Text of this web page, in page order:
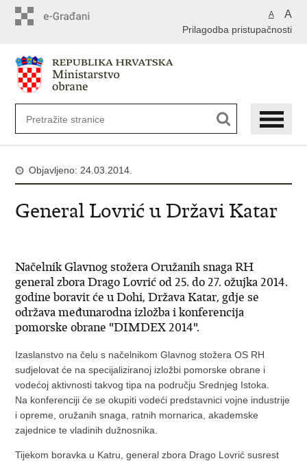
A A
Prilagodba pristupačnosti
Objavljeno: 24.03.2014.
General Lovrić u Državi Katar
Načelnik Glavnog stožera Oružanih snaga RH
general zbora Drago Lovrić od 25. do 27. ožujka 2014.
godine boravit će u Dohi, Država Katar, gdje se
održava međunarodna izložba i konferencija
pomorske obrane "DIMDEX 2014".
Izaslanstvo na čelu s načelnikom Glavnog stožera OS RH
sudjelovat će na specijaliziranoj izložbi pomorske obrane i
vodećoj aktivnosti takvog tipa na području Srednjeg Istoka.
Na konferenciji će se okupiti vodeći predstavnici vojne industrije
i opreme, oružanih snaga, ratnih mornarica, akademske
zajednice te vladinih dužnosnika.
Tijekom boravka u Katru, general zbora Drago Lovrić susrest